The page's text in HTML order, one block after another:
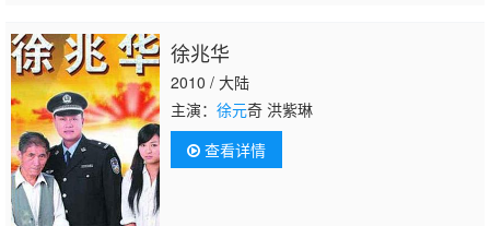
徐兆华
2010 / 大陆
主演： 徐元奇 洪紫琳
查看详情